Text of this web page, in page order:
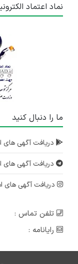
نماد اعتماد
ما را دنبال کنید
دریافت آگهی های
دریافت آگهی های
دریافت آگهی های
تلفن تماس :
رایانامه :